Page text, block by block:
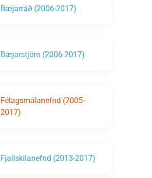
Bæjarráð (2006-2017)
Bæjarstjórn (2006-2017)
Félagsmálanefnd (2005-
2017)
Fjallskilanefnd (2013-2017)